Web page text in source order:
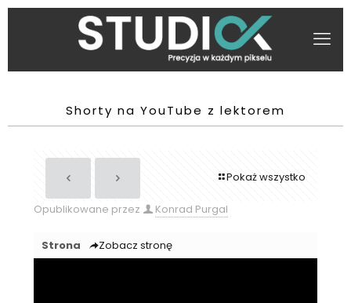
Shorty na YouTube z lektorem
Pokaż wszystko
Opublikowane przez Konrad Purgal
Strona Zobacz stronę